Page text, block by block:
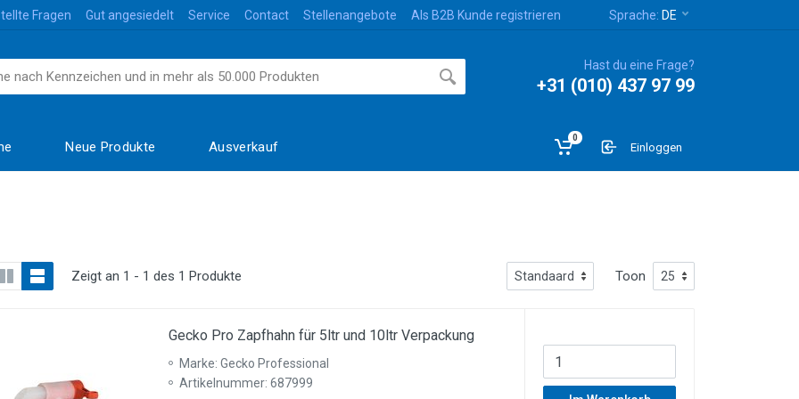
Fragen Gut angesiedelt Service Contact Stellenangebote Als B2B Kunde registrieren Sprache: DE
Hast du eine Frage?
+31 (010) 437 97 99
Neue Produkte Ausverkauf
0
Einloggen
Zeigt an 1 - 1 des 1 Produkte Toon
Gecko Pro Zapfhahn für 5ltr und 10ltr Verpackung
Marke: Gecko Professional
Artikelnummer: 687999